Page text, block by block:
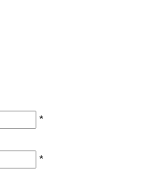
*
*